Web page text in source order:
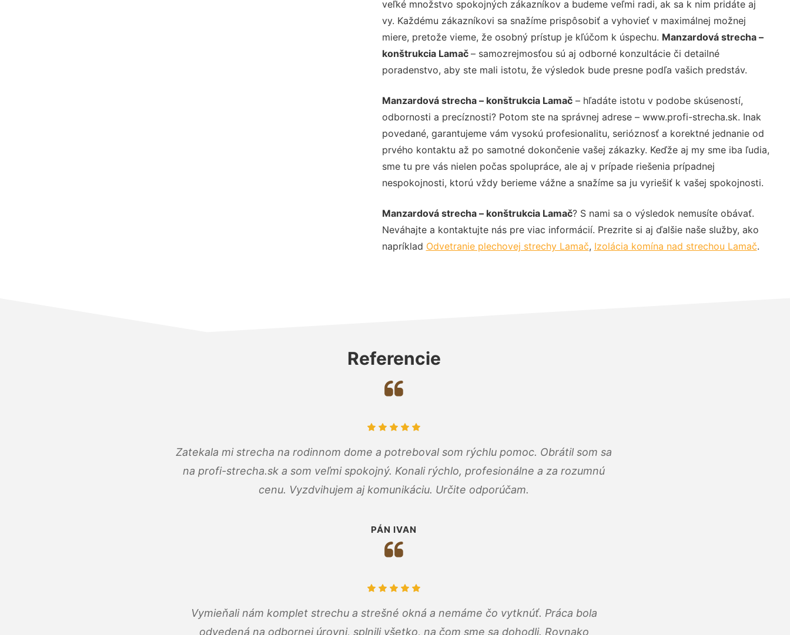
veľké množstvo spokojných zákazníkov a budeme veľmi radi, ak sa k nim pridáte aj
vy. Každému zákazníkovi sa snažíme prispôsobiť a vyhovieť v maximálnej možnej
miere, pretože vieme, že osobný prístup je kľúčom k úspechu. Manzardová strecha –
konštrukcia Lamač – samozrejmosťou sú aj odborné konzultácie či detailné
poradenstvo, aby ste mali istotu, že výsledok bude presne podľa vašich predstáv.
Manzardová strecha – konštrukcia Lamač– hľadáte istotu v podobe skúseností,
odbornosti a precíznosti? Potom ste na správnej adrese – www.profi-strecha.sk. Inak
povedané, garantujeme vám vysokú profesionalitu, serióznosť a korektné jednanie od
prvého kontaktu až po samotné dokončenie vašej zákazky. Keďže aj my sme iba ľudia,
sme tu pre vás nielen počas spolupráce, ale aj v prípade riešenia prípadnej
nespokojnosti, ktorú vždy berieme vážne a snažíme sa ju vyriešiť k vašej spokojnosti.
Manzardová strecha – konštrukcia Lamač? S nami sa o výsledok nemusíte obávať.
Neváhajte a kontaktujte nás pre viac informácií. Prezrite si aj ďalšie naše služby, ako
napríklad Odvetranie plechovej strechy Lamač, Izolácia komína nad strechou Lamač.
Referencie
Zatekala mi strecha na rodinnom dome a potreboval som rýchlu pomoc. Obrátil som sa
na profi-strecha.sk a som veľmi spokojný. Konali rýchlo, profesionálne a za rozumnú
cenu. Vyzdvihujem aj komunikáciu. Určite odporúčam.
PÁN IVAN
Vymieňali nám komplet strechu a strešné okná a nemáme čo vytknúť. Práca bola
odvedená na odbornej úrovni, splnili všetko, na čom sme sa dohodli. Rovnako